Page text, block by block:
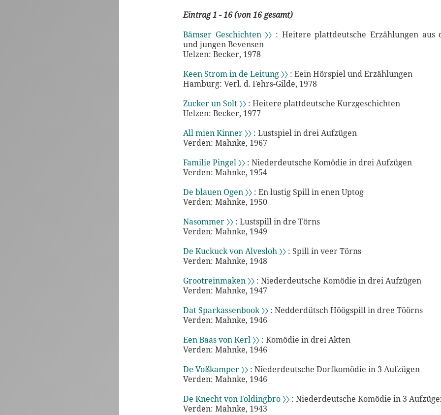
Eintrag 1 - 16 (von 16 gesamt)
Bämser Geschichten 〉〉 : Heitere plattdeutsche Erzählungen aus
und jungen Bevensen
Uelzen: Becker, 1978
Keen Strom in de Leitung 〉〉 : Eein Hörspiel und Erzählungen
Hamburg: Verl. d. Fehrs-Gilde, 1978
Zucker un Solt 〉〉 : Heitere plattdeutsche Kurzgeschichten
Uelzen: Becker, 1977
All mien Kinner 〉〉 : Lustspiel in drei Aufzügen
Verden: Mahnke, 1967
Familie Pingel 〉〉 : Niederdeutsche Komödie in drei Aufzügen
Verden: Mahnke, 1954
De blauen Ogen 〉〉 : En lustig Spill in enen Uptog
Verden: Mahnke, 1950
Nasommer 〉〉 : Lustspill in dre Törns
Verden: Mahnke, 1949
De Kuckuck von Alvesloh 〉〉 : Spill in veer Törns
Verden: Mahnke, 1948
Grootreinmaken 〉〉 : Niederdeutsche Komödie in drei Aufzügen
Verden: Mahnke, 1947
Dat Sparkassenbook 〉〉 : Nedderdütsch Höögspill in dree Töörns
Verden: Mahnke, 1946
Een Baas von Kerl 〉〉 : Komödie in drei Akten
Verden: Mahnke, 1946
De Voßkamper 〉〉 : Niederdeutsche Dorfkomödie in 3 Aufzügen
Verden: Mahnke, 1946
De Knecht von Foldingbro 〉〉 : Niederdeutsche Komödie in 3
Verden: Mahnke, 1943